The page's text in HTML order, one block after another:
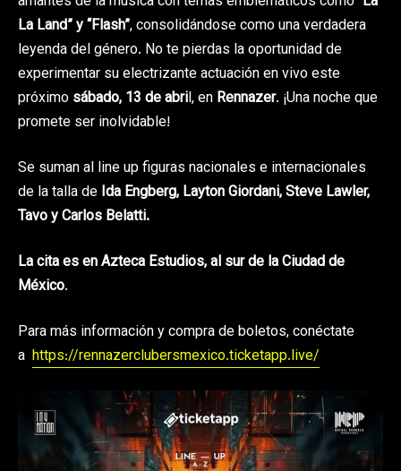
La Land” y “Flash”, consolidándose como una verdadera
leyenda del género. No te pierdas la oportunidad de
experimentar su electrizante actuación en vivo este
próximo sábado, 13 de abril, en Rennazer. ¡Una noche que
promete ser inolvidable!
Se suman al line up figuras nacionales e internacionales
de la talla de Ida Engberg, Layton Giordani, Steve Lawler,
Tavo y Carlos Belatti.
La cita es en Azteca Estudios, al sur de la Ciudad de
México.
Para más información y compra de boletos, conéctate
a https://rennazerclubersmexico.ticketapp.live/